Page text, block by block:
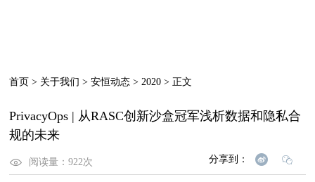
首页 > 关于我们 >安恒动态 >2020 > 正文
PrivacyOps | 从RASC创新沙盒冠军浅析数据和隐私合
规的未来
阅读量：922次 分享到：